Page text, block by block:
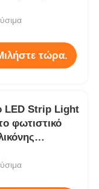
σήραγγας
τώρα.
LED Strip Light
φωτιστικό
υψηλής